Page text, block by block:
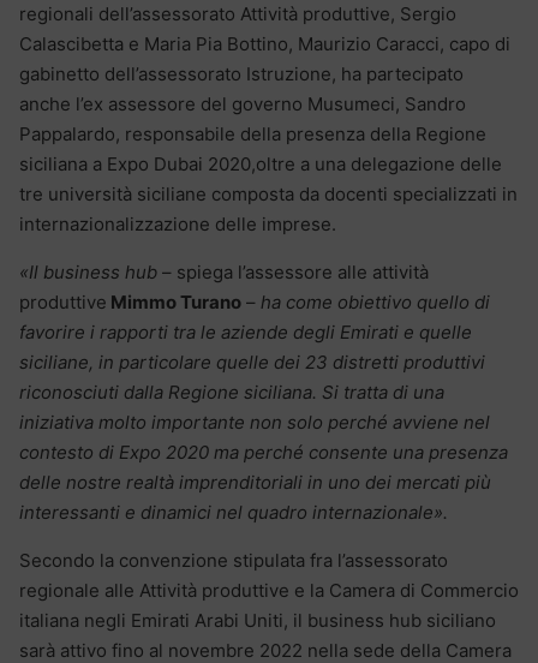
regionali dell’assessorato Attività produttive, Sergio
Calascibetta e Maria Pia Bottino, Maurizio Caracci, capo di
gabinetto dell’assessorato Istruzione, ha partecipato
anche l’ex assessore del governo Musumeci, Sandro
Pappalardo, responsabile della presenza della Regione
siciliana a Expo Dubai 2020,oltre a una delegazione delle
tre università siciliane composta da docenti specializzati in
internazionalizzazione delle imprese.
«Il business hub – spiega l’assessore alle attività
produttive Mimmo Turano – ha come obiettivo quello di
favorire i rapporti tra le aziende degli Emirati e quelle
siciliane, in particolare quelle dei 23 distretti produttivi
riconosciuti dalla Regione siciliana. Si tratta di una
iniziativa molto importante non solo perché avviene nel
contesto di Expo 2020 ma perché consente una presenza
delle nostre realtà imprenditoriali in uno dei mercati più
interessanti e dinamici nel quadro internazionale».
Secondo la convenzione stipulata fra l’assessorato
regionale alle Attività produttive e la Camera di Commercio
italiana negli Emirati Arabi Uniti, il business hub siciliano
sarà attivo fino al novembre 2022 nella sede della Camera